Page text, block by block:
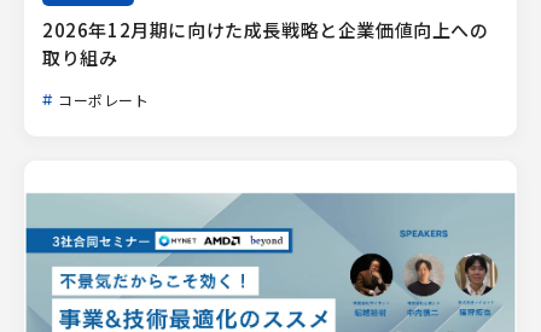
2026年12月期に向けた成長戦略と企業価値向上への
取り組み
コーポレート